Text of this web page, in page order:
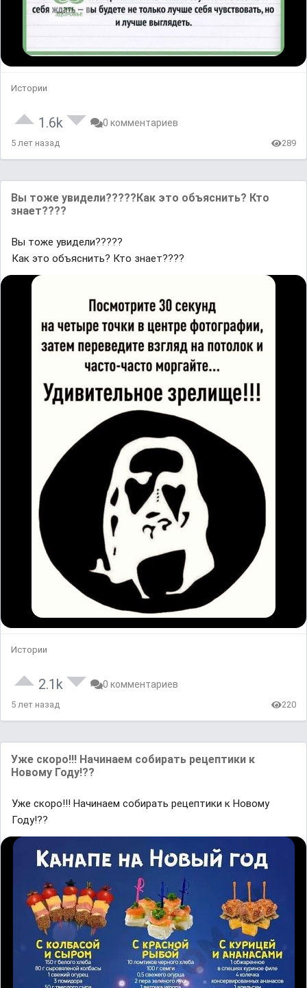
Истории
1.6k 0 комментариев
5 лет назад 289
Вы тоже увидели?????Как это объяснить? Кто
знает????
Вы тоже увидели?????
Как это объяснить? Кто знает????
Истории
2.1k 0 комментариев
5 лет назад 220
Уже скоро!!! Начинаем собирать рецептики к
Новому Году!??
Уже скоро!!! Начинаем собирать рецептики к Новому
Году!??